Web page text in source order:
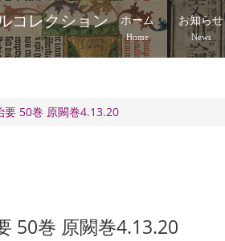
コレクション ホーム
Home
お知らせ
News
要 50巻 原闕巻4.13.20
50巻 原闕巻4.13.20